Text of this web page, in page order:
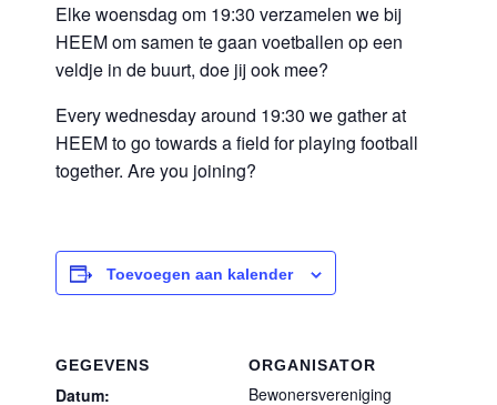
Elke woensdag om 19:30 verzamelen we bij
HEEM om samen te gaan voetballen op een
veldje in de buurt, doe jij ook mee?
Every wednesday around 19:30 we gather at
HEEM to go towards a field for playing football
together. Are you joining?
Toevoegen aan kalender
GEGEVENS
Datum:
ORGANISATOR
Bewonersvereniging